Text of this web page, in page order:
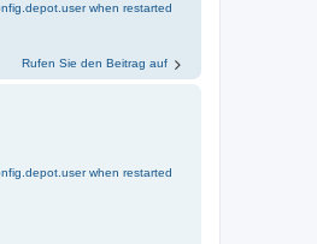
when restarted
Rufen Sie den Beitrag auf
when restarted